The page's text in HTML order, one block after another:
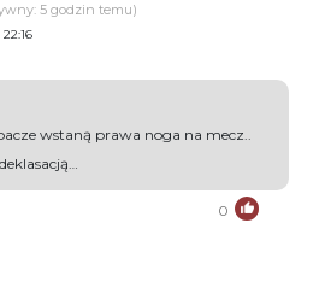
5 godzin temu)
wstaną prawa noga na mecz..
0